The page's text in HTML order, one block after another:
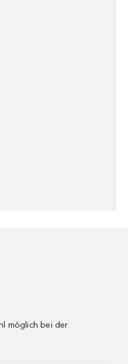
möglich bei der